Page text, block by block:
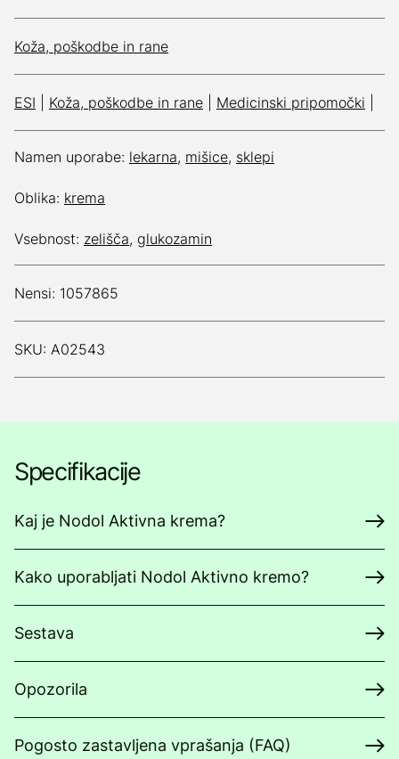
Koža, poškodbe in rane
ESI Koža, poškodbe in rane Medicinski pripomočki
Namen uporabe: lekarna, mišice, sklepi
Oblika: krema
Vsebnost: zelišča, glukozamin
Nensi: 1057865
SKU: A02543
Specifikacije
Kaj je Nodol Aktivna krema?
Kako uporabljati Nodol Aktivno kremo?
Sestava
Opozorila
Pogosto zastavljena vprašanja (FAQ)